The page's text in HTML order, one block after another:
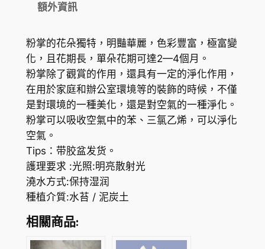
t
h
u
r
i
u
m
a
n
d
r
a
額外資訊
粉掌的花朵獨特，明豔華麗，色彩豐富，極富變
化，且花期長，單朵花期可達2—4個月。
粉掌除了觀賞的作用，還具有一定的淨化作用，
在用於家庭和辦公室環境等的裝飾的時候，不僅
是對環境的一種美化，還是對空氣的一種淨化。
粉掌可以吸收空氣中的苯、三氯乙烯，可以淨化
空氣。
Tips：带胶盆发货。
護理要求 :光照:明亮散射光
澆水方式:保持湿润
種植介質:水苔 / 泥炭土
相關商品: